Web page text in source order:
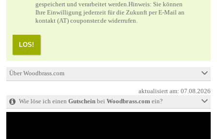
gespeichert und verarbeitet werden.Hinweis: Sie können
Ihre Einwilligung jederzeit für die Zukunft per E-Mail an
kontakt (AT) couponster.de widerrufen.
LOS!
Über Woodbrass.com
aktualisiert am:07.08.2026
Wie löse ich einen Gutscheinbei Woodbrass.comein?